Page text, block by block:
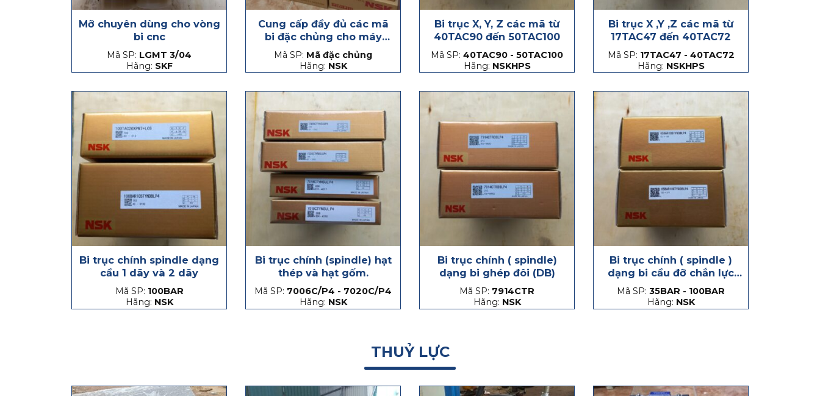
Mỡ chuyên dùng cho vòng
bi cnc
Mã SP: LGMT 3/04
Hãng: SKF
Cung cấp đầy đủ các mã
bi đặc chủng cho máy
CNC
Mã SP: Mã đặc chủng
Hãng: NSK
Bi trục X, Y, Z các mã từ
40TAC90 đến 50TAC100
Mã SP: 40TAC90 - 50TAC100
Hãng: NSKHPS
Bi trục X ,Y ,Z các mã từ
17TAC47 đến 40TAC72
Mã SP: 17TAC47 - 40TAC72
Hãng: NSKHPS
Bi trục chính spindle dạng
cầu 1 dãy và 2 dãy
Mã SP: 100BAR
Hãng: NSK
Bi trục chính (spindle) hạt
thép và hạt gốm.
Mã SP: 7006C/P4 - 7020C/P4
Hãng: NSK
Bi trục chính ( spindle)
dạng bi ghép đôi (DB)
Mã SP: 7914CTR
Hãng: NSK
Bi trục chính ( spindle )
dạng bi cầu đỡ chắn lực
phát sinh dọc trục, hạt
thép và hạt gốm
Mã SP: 35BAR - 100BAR
Hãng: NSK
THUỶ LỰC